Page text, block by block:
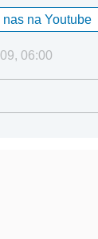
na Youtube
06:00